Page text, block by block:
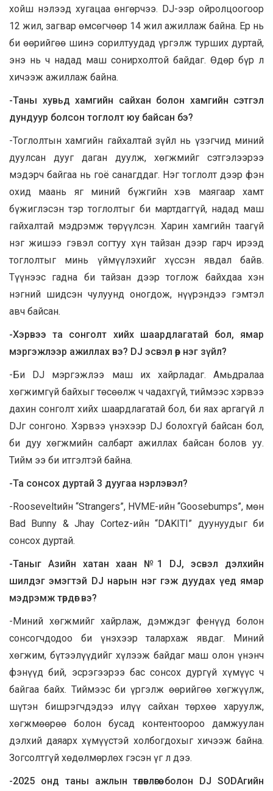
хойш нэлээд хугацаа өнгөрчээ. DJ-ээр ойролцоогоор
12 жил, загвар өмсөгчөөр 14 жил ажиллаж байна. Ер нь
би өөрийгөө шинэ сорилтуудад үргэлж турших дуртай,
энэ нь ч надад маш сонирхолтой байдаг. Өдөр бүр л
хичээж ажиллаж байна.
-Таны хувьд хамгийн сайхан болон хамгийн сэтгэл
дундуур болсон тоглолт юу байсан бэ?
-Тоглолтын хамгийн гайхалтай зүйл нь үзэгчид миний
дуулсан дууг даган дуулж, хөгжмийг сэтгэлээрээ
мэдэрч байгаа нь гоё санагддаг. Нэг тоглолт дээр фэн
охид маань яг миний бүжгийн хэв маягаар хамт
бүжиглэсэн тэр тоглолтыг би мартдаггүй, надад маш
гайхалтай мэдрэмж төрүүлсэн. Харин хамгийн таагүй
нэг жишээ гэвэл согтуу хүн тайзан дээр гарч ирээд
тоглолтыг минь үймүүлэхийг хүссэн явдал байв.
Түүнээс гадна би тайзан дээр тоглож байхдаа хэн
нэгний шидсэн чулуунд оногдож, нүүрэндээ гэмтэл
авч байсан.
-Хэрвээ та сонголт хийх шаардлагатай бол, ямар
мэргэжлээр ажиллах вэ? DJ эсвэл өөр нэг зүйл?
-Би DJ мэргэжлээ маш их хайрладаг. Амьдралаа
хөгжимгүй байхыг төсөөлж ч чадахгүй, тиймээс хэрвээ
дахин сонголт хийх шаардлагатай бол, би яах аргагүй л
DJг сонгоно. Хэрвээ үнэхээр DJ болохгүй байсан бол,
би дуу хөгжмийн салбарт ажиллах байсан болов уу.
Тийм ээ би итгэлтэй байна.
-Та сонсох дуртай 3 дуугаа нэрлэвэл?
-Rooseveltийн “Strangers”, HVME-ийн “Goosebumps”, мөн
Bad Bunny & Jhay Cortez-ийн “DAKITI” дуунуудыг би
сонсох дуртай.
-Таныг Азийн хатан хаан №1 DJ, эсвэл дэлхийн
шилдэг эмэгтэй DJ нарын нэг гэж дуудах үед ямар
мэдрэмж төрдөг вэ?
-Миний хөгжмийг хайрлаж, дэмждэг фенүүд болон
сонсогчдодоо би үнэхээр талархаж явдаг. Миний
хөгжим, бүтээлүүдийг хүлээж байдаг маш олон үнэнч
фэнүүд бий, эсрэгээрээ бас сонсох дургүй хүмүүс ч
байгаа байх. Тиймээс би үргэлж өөрийгөө хөгжүүлж,
шүтэн бишрэгчдэдээ илүү сайхан төрхөө харуулж,
хөгжмөөрөө болон бусад контентоороо дамжуулан
дэлхий даяарх хүмүүстэй холбогдохыг хичээж байна.
Зогсолтгүй хөдөлмөрлөх гэсэн үг л дээ.
-2025 онд таны ажлын төлөвлөгөө болон DJ SODAгийн